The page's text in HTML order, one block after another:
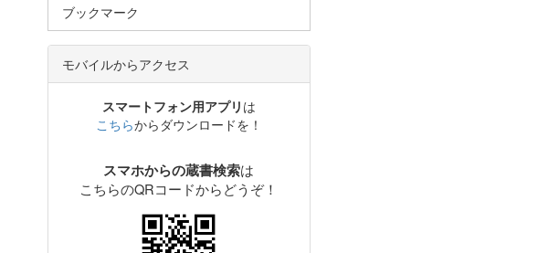
ブックマーク
モバイルからアクセス
スマートフォン用アプリ は
こちらからダウンロードを！
スマホからの蔵書検索は
こちらのQRコードからどうぞ！